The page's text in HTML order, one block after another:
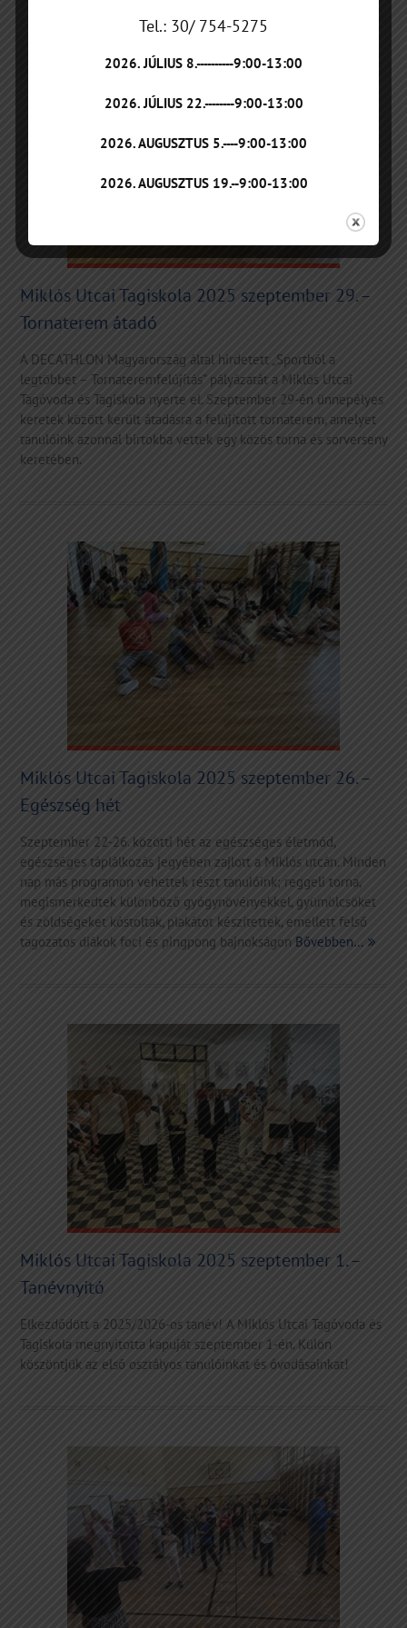
Miklós Utcai Tagiskola 2025 szeptember 29. –
Tornaterem átadó
A DECATHLON Magyarország által hirdetett „Sportból a
legtöbbet – Tornateremfelújítás” pályázatát a Miklós Utcai
Tagóvoda és Tagiskola nyerte el. Szeptember 29-én ünnepélyes
keretek között került átadásra a felújított tornaterem, amelyet
tanulóink azonnal birtokba vettek egy közös torna és sorverseny
keretében.
Miklós Utcai Tagiskola 2025 szeptember 26. –
Egészség hét
Szeptember 22-26. közötti hét az egészséges életmód,
egészséges táplálkozás jegyében zajlott a Miklós utcán. Minden
nap más programon vehettek részt tanulóink; reggeli torna,
megismerkedtek különböző gyógynövényekkel, gyümölcsöket
és zöldségeket kóstoltak, plakátot készítettek, emellett felső
tagozatos diákok foci és pingpong bajnokságon Bővebben…
Miklós Utcai Tagiskola 2025 szeptember 1. –
Tanévnyitó
Elkezdődött a 2025/2026-os tanév! A Miklós Utcai Tagóvoda és
Tagiskola megnyitotta kapuját szeptember 1-én. Külön
köszöntjük az első osztályos tanulóinkat és óvodásainkat!
Tel.: 30/ 754-5275
2026. JÚLIUS 8.----------9:00-13:00
2026. JÚLIUS 22.--------9:00-13:00
2026. AUGUSZTUS 5.----9:00-13:00
2026. AUGUSZTUS 19.--9:00-13:00